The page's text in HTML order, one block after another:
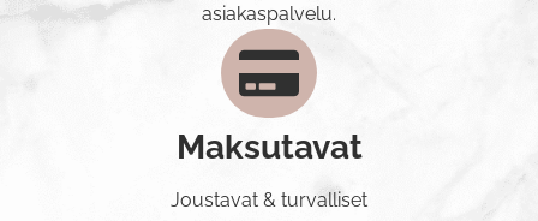
asiakaspalvelu.
Maksutavat
Joustavat & turvalliset